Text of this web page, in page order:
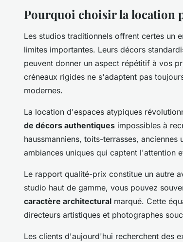
Pourquoi choisir la location
Les studios traditionnels offrent certes un
limites importantes. Leurs décors
peuvent donner un aspect répétitif à vos
créneaux rigides ne s'adaptent pas
modernes.
La location d'espaces atypiques
de décors authentiques impossibles à
haussmanniens, toits-terrasses,
ambiances uniques qui captent l'attention
Le rapport qualité-prix constitue un autre
studio haut de gamme, vous pouvez
caractère architectural marqué. Cette
directeurs artistiques et photographes
Les clients d'aujourd'hui recherchent des